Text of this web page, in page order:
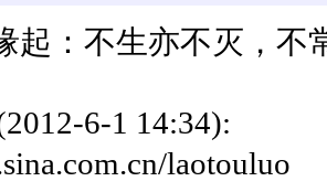
起：不生亦不灭，不
6-1 14:34):
laotouluo